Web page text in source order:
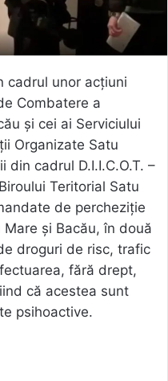
cadrul unor acțiuni
Combatere a
și cei ai Serviciului
Organizate Satu
din cadrul D.I.I.C.O.T. –
Teritorial Satu
de percheziție
și Bacău, în două
droguri de risc, trafic
fără drept,
că acestea sunt
psihoactive.